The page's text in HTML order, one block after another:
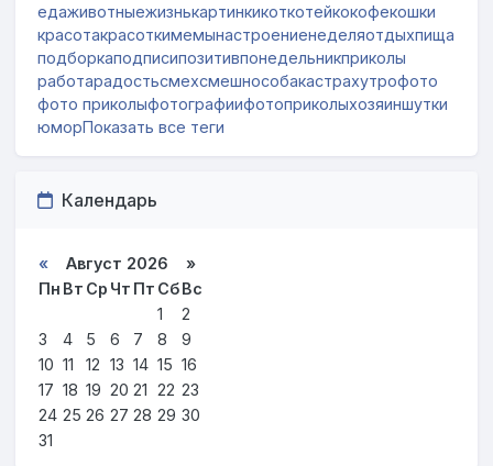
едаживотныежизнькартинкикоткотейкокофекошки
красотакрасоткимемынастроениенеделяотдыхпища
подборкаподписипозитивпонедельникприколы
работарадостьсмехсмешнособакастрахутрофото
фото приколыфотографиифотоприколыхозяиншутки
юморПоказать все теги
Календарь
« Август 2026 »
Пн Вт Ср Чт Пт СбВс
1
2
3
4 5 6 7 8
9
10 11 12 13 14 15 16
17 18 19 20 21 22 23
24 25 26 27 28 29 30
31